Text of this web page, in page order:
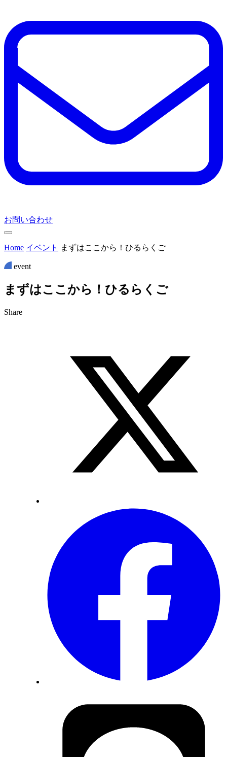
お問い合わせ
Home イベント まずはここから！ひるらくご
event
ま ずはこ こから ！ ひる ら く ご
Share